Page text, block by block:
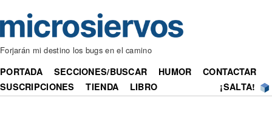
Forjarán mi destino los bugs en el camino
PORTADA SECCIONES/BUSCAR HUMOR
CONTACTAR
SUSCRIPCIONES
TIENDA LIBRO ¡SALTA!